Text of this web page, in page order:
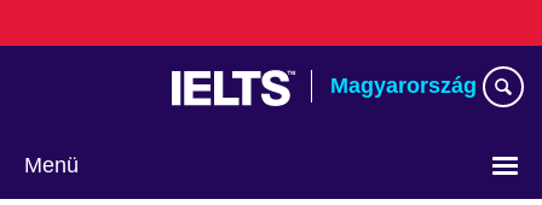
to
Magyarország
Menü